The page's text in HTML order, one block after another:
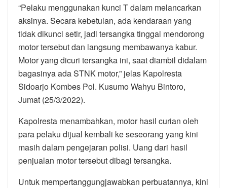
“Pelaku menggunakan kunci T dalam melancarkan
aksinya. Secara kebetulan, ada kendaraan yang
tidak dikunci setir, jadi tersangka tinggal mendorong
motor tersebut dan langsung membawanya kabur.
Motor yang dicuri tersangka ini, saat diambil didalam
bagasinya ada STNK motor,” jelas Kapolresta
Sidoarjo Kombes Pol. Kusumo Wahyu Bintoro,
Jumat (25/3/2022).
Kapolresta menambahkan, motor hasil curian oleh
para pelaku dijual kembali ke seseorang yang kini
masih dalam pengejaran polisi. Uang dari hasil
penjualan motor tersebut dibagi tersangka.
Untuk mempertanggungjawabkan perbuatannya, kini